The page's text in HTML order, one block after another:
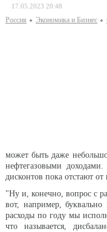
17.05.2023 20:48
Россия Экономика и Бизнес
может быть даже
нефтегазовыми
дисконтов пока отстают
"Ну и, конечно, вопрос с
вот, например,
расходы по году мы
что называется,